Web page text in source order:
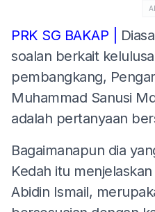
PRK SG BAKAP |
soalan berkait
pembangkang,
Muhammad Sanusi
adalah pertanyaan
Bagaimanapun dia
Kedah itu
Abidin Ismail,